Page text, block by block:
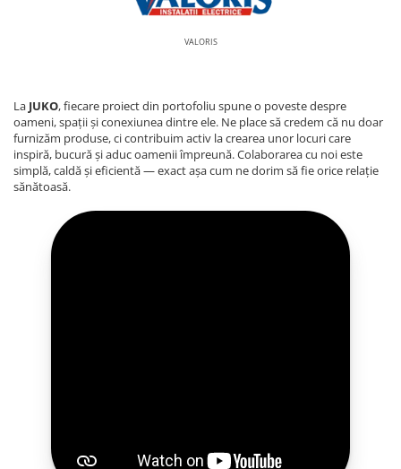
VALORIS
La JUKO, fiecare proiect din portofoliu spune o poveste despre
oameni, spații și conexiunea dintre ele. Ne place să credem că nu doar
furnizăm produse, ci contribuim activ la crearea unor locuri care
inspiră, bucură și aduc oamenii împreună. Colaborarea cu noi este
simplă, caldă și eficientă — exact așa cum ne dorim să fie orice relație
sănătoasă.